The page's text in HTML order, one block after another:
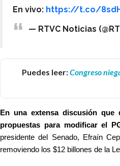
En vivo: https://t.co/
— RTVC Noticias
Puedes leer:Congreso
En una extensa discusión
propuestas para modificar el
presidente del Senado, Efraín
removiendo los $12 billones de la